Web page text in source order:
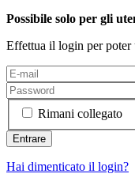
Possibile solo per gli
Effettua il login per poter
Rimani collegato
Hai dimenticato il login?